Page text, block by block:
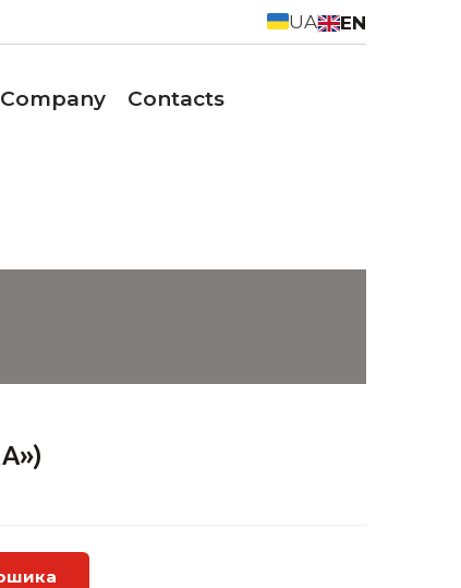
UA EN
Contacts